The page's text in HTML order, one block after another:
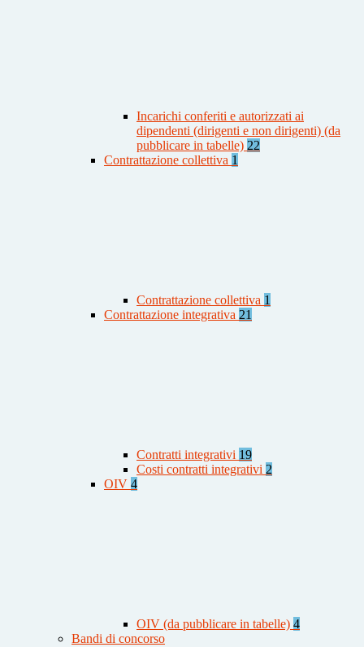
Incarichi conferiti e autorizzati ai
dipendenti (dirigenti e non dirigenti) (da
pubblicare in tabelle) 22
Contrattazione collettiva 1
Contrattazione collettiva 1
Contrattazione integrativa 21
Contratti integrativi 19
Costi contratti integrativi 2
OIV 4
OIV (da pubblicare in tabelle) 4
Bandi di concorso